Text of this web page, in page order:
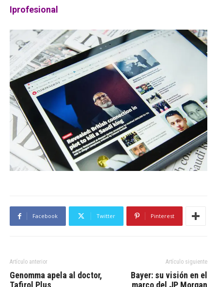
Iprofesional
Facebook Twitter Pinterest
Artículo anterior
Genomma apela al doctor,
Artículo siguiente
Bayer: su visión en el